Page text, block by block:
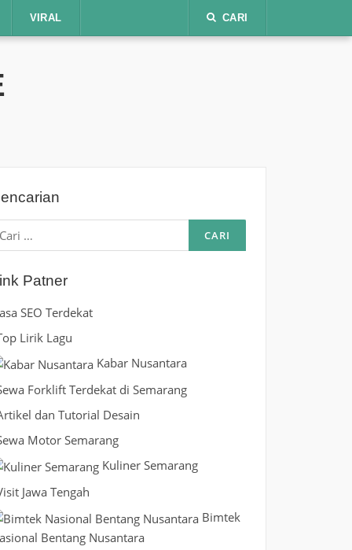
VIRAL CARI
Patner
SEO Terdekat
Lirik Lagu
Kabar Nusantara
Forklift Terdekat di Semarang
dan Tutorial Desain
Motor Semarang
Kuliner Semarang
Jawa Tengah
Bimtek
Bentang Nusantara